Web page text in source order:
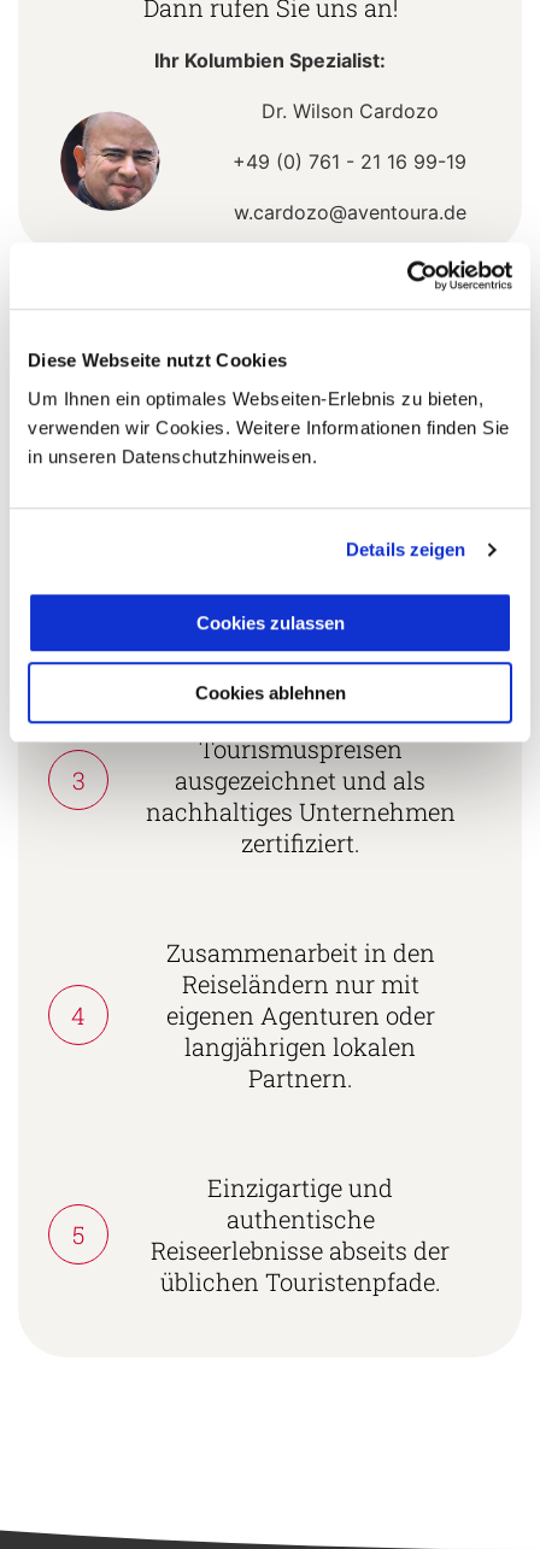
Diese Webseite nutzt Cookies
Um Ihnen ein optimales Webseiten-Erlebnis zu bieten,
verwenden wir Cookies. Weitere Informationen finden Sie
in unseren Datenschutzhinweisen.
Details zeigen
Cookies zulassen
Cookies ablehnen
Dann rufen Sie uns an!
Ihr Kolumbien Spezialist:
Dr. Wilson Cardozo
+49 (0) 761 - 21 16 99-19
w.cardozo@aventoura.de
1
Fernreisespezialist mit über
25 Jahren Erfahrung!
Persönliche Beratung durch
3
Mehrfach mit
Tourismuspreisen
ausgezeichnet und als
nachhaltiges Unternehmen
zertifiziert.
4
Zusammenarbeit in den
Reiseländern nur mit
eigenen Agenturen oder
langjährigen lokalen
Partnern.
5
Einzigartige und
authentische
Reiseerlebnisse abseits der
üblichen Touristenpfade.